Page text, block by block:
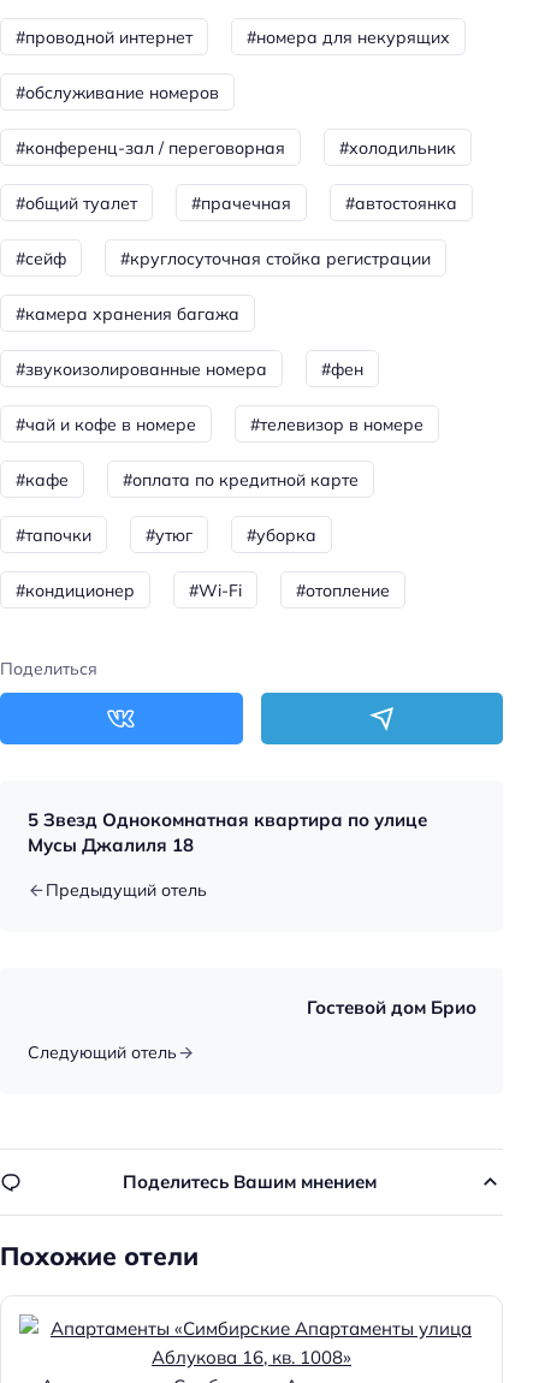
Бар
Спорт и развлечения
Площадка для пикника
Бизнес-услуги
Бизнес-центр
Оснащение бизнес-центра: принтер
Оснащение бизнес-центра: компьютер
Оснащение бизнес-центра: ксерокопирование
Оснащение бизнес-центра: сканирование
Конференц-зал
Переговорная
Общая информация
Отопление
Круглосуточная регистрация
Тип гостиницы: апартотель
Дата постройки: 2019
Питание: завтрак (по меню)
Доступность
недоступно
Главное
Wi-fi
Парковка
Кондиционер в номере
Оплата картой
#проводной интернет #номера для некурящих
#обслуживание номеров
#конференц-зал / переговорная #холодильник
#общий туалет #прачечная #автостоянка
#сейф #круглосуточная стойка регистрации
#камера хранения багажа
#звукоизолированные номера #фен
#чай и кофе в номере #телевизор в номере
#кафе #оплата по кредитной карте
#тапочки #утюг #уборка
#кондиционер #Wi-Fi #отопление
Поделиться
5 Звезд Однокомнатная квартира по улице
Мусы Джалиля 18
Предыдущий отель
Гостевой дом Брио
Следующий отель
Поделитесь Вашим мнением
Похожие отели